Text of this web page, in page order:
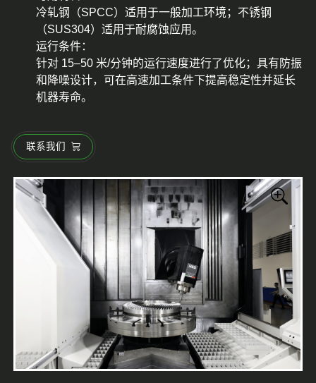
冷轧钢（SPCC）适用于一般加工环境；不锈钢
（SUS304）适用于耐腐蚀应用。
运行条件：
针对 15–50 米/分钟的运行速度进行了优化；具有防振
和降噪设计，可在高速加工条件下提高稳定性并延长
机器寿命。
联系我们